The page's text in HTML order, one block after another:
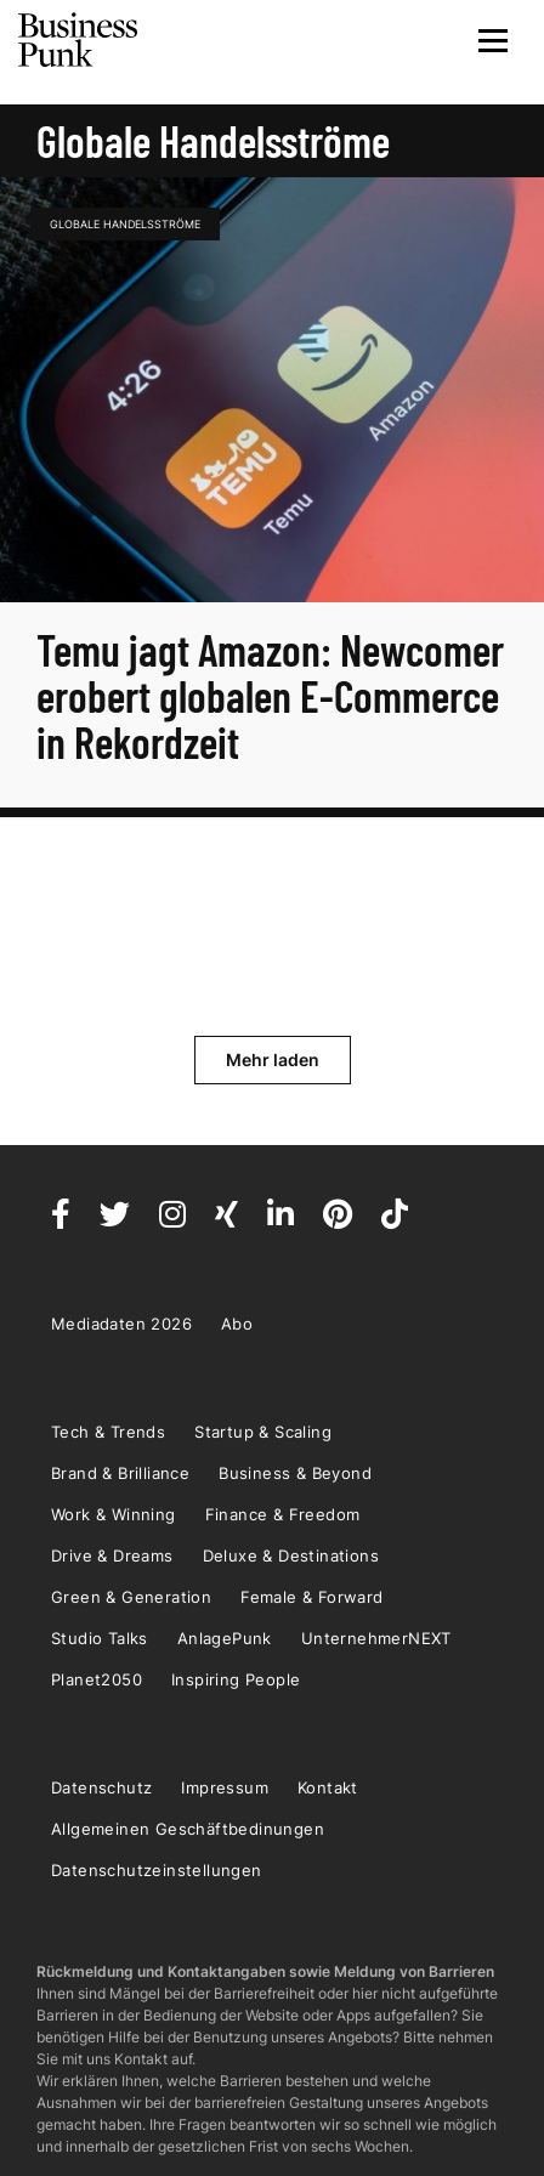
Globale Handelsströme
GLOBALE HANDELSSTRÖME
Temu jagt Amazon: Newcomer
erobert globalen E-Commerce
in Rekordzeit
Mehr laden
Mediadaten 2026 Abo
Tech & Trends Startup & Scaling
Brand & Brilliance Business & Beyond
Work & Winning Finance & Freedom
Drive & Dreams Deluxe & Destinations
Green & Generation Female & Forward
Studio Talks AnlagePunk UnternehmerNEXT
Planet2050 Inspiring People
Datenschutz Impressum Kontakt
Allgemeinen Geschäftbedinungen
Datenschutzeinstellungen
Rückmeldung und Kontaktangaben sowie Meldung von Barrieren
Ihnen sind Mängel bei der Barrierefreiheit oder hier nicht aufgeführte
Barrieren in der Bedienung der Website oder Apps aufgefallen? Sie
benötigen Hilfe bei der Benutzung unseres Angebots? Bitte nehmen
Sie mit uns Kontakt auf.
Wir erklären Ihnen, welche Barrieren bestehen und welche
Ausnahmen wir bei der barrierefreien Gestaltung unseres Angebots
gemacht haben. Ihre Fragen beantworten wir so schnell wie möglich
und innerhalb der gesetzlichen Frist von sechs Wochen.